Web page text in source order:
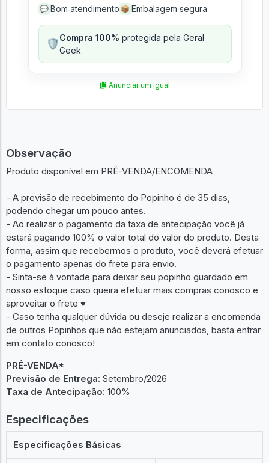
💬 Bom atendimento 📦 Embalagem segura
🛡️Compra 100% protegida pela Geral
Geek
Anunciar um igual
Observação
Produto disponível em PRÉ-VENDA/ENCOMENDA
- A previsão de recebimento do Popinho é de 35 dias,
podendo chegar um pouco antes.
- Ao realizar o pagamento da taxa de antecipação você já
estará pagando 100% o valor total do valor do produto. Desta
forma, assim que recebermos o produto, você deverá efetuar
o pagamento apenas do frete para envio.
- Sinta-se à vontade para deixar seu popinho guardado em
nosso estoque caso queira efetuar mais compras conosco e
aproveitar o frete ♥︎
- Caso tenha qualquer dúvida ou deseje realizar a encomenda
de outros Popinhos que não estejam anunciados, basta entrar
em contato conosco!
PRÉ-VENDA*
Previsão de Entrega: Setembro/2026
Taxa de Antecipação: 100%
Especificações
Especificações Básicas